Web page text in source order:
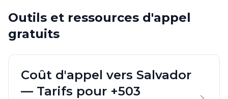
Outils et ressources d'appel
gratuits
Coût d'appel vers Salvador
— Tarifs pour +503